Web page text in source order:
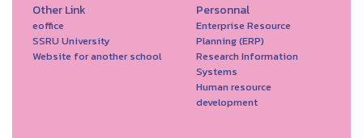
Other Link
eoffice
SSRU University
Website for another school
Personnal
Enterprise Resource
Planning (ERP)
Research Information
Systems
Human resource
development